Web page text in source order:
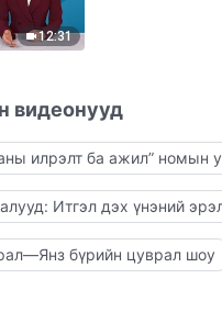
12:31
видеонууд
илрэлт ба ажил” номын
Итгэл дэх үнэний
бүрийн цуврал шоу